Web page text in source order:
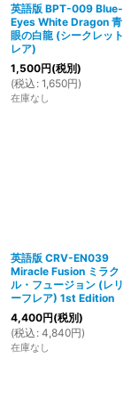
英語版 BPT-009 Blue-
Eyes White Dragon 青
眼の白龍 (シークレット
レア)
1,500円(税別)
(税込 : 1,650円)
在庫なし
英語版 CRV-EN039
Miracle Fusion ミラク
ル・フュージョン (レリ
ーフレア) 1st Edition
4,400円(税別)
(税込 : 4,840円)
在庫なし